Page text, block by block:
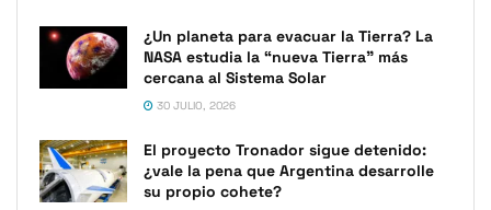
¿Un planeta para evacuar la Tierra? La
NASA estudia la “nueva Tierra” más
cercana al Sistema Solar
30 JULIO, 2026
El proyecto Tronador sigue detenido:
¿vale la pena que Argentina desarrolle
su propio cohete?